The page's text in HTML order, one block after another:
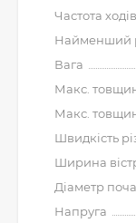
Частота
Найменший
Вага
Макс.
Макс.
Швидкість
Ширина
Діаметр
Напруга